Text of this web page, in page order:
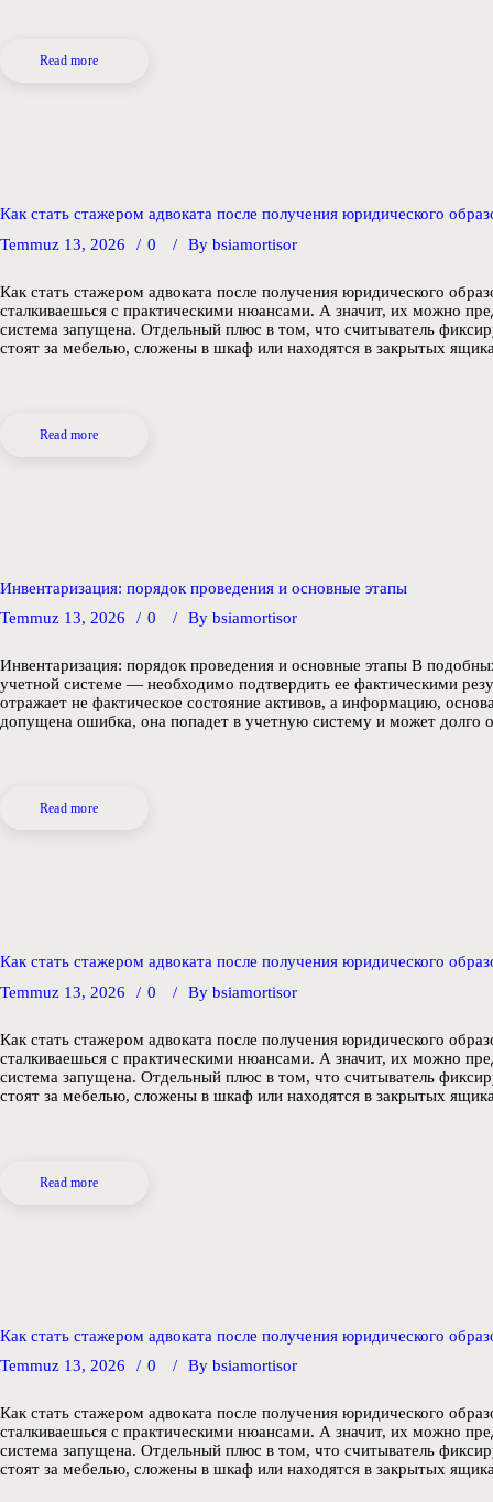
Read more
Как стать стажером адвоката после получения юридического
Temmuz 13, 2026
0 By bsiamortisor
Как стать стажером адвоката после получения юридического
сталкиваешься с практическими нюансами. А значит, их можно
система запущена. Отдельный плюс в том, что считыватель
стоят за мебелью, сложены в шкаф или находятся в закрытых
Read more
Инвентаризация: порядок проведения и основные этапы
Temmuz 13, 2026
0 By bsiamortisor
Инвентаризация: порядок проведения и основные этапы В
учетной системе — необходимо подтвердить ее фактическими
отражает не фактическое состояние активов, а информацию,
допущена ошибка, она попадет в учетную систему и может
Read more
Как стать стажером адвоката после получения юридического
Temmuz 13, 2026
0 By bsiamortisor
Как стать стажером адвоката после получения юридического
сталкиваешься с практическими нюансами. А значит, их можно
система запущена. Отдельный плюс в том, что считыватель
стоят за мебелью, сложены в шкаф или находятся в закрытых
Read more
Как стать стажером адвоката после получения юридического
Temmuz 13, 2026
0 By bsiamortisor
Как стать стажером адвоката после получения юридического
сталкиваешься с практическими нюансами. А значит, их можно
система запущена. Отдельный плюс в том, что считыватель
стоят за мебелью, сложены в шкаф или находятся в закрытых